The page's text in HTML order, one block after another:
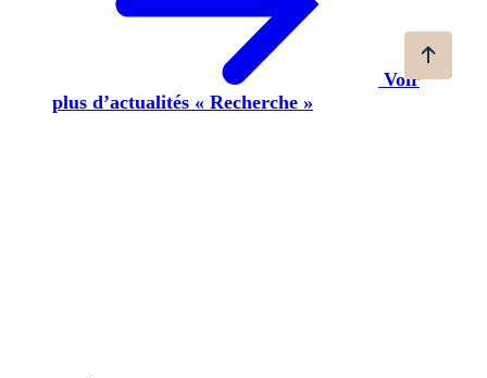
Voir
plus d’actualités « Recherche »